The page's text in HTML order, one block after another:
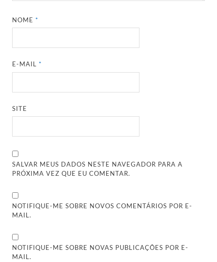
NOME*
E-MAIL*
SITE
SALVAR MEUS DADOS NESTE NAVEGADOR PARA A
PRÓXIMA VEZ QUE EU COMENTAR.
NOTIFIQUE-ME SOBRE NOVOS COMENTÁRIOS POR E-
MAIL.
NOTIFIQUE-ME SOBRE NOVAS PUBLICAÇÕES POR E-
MAIL.